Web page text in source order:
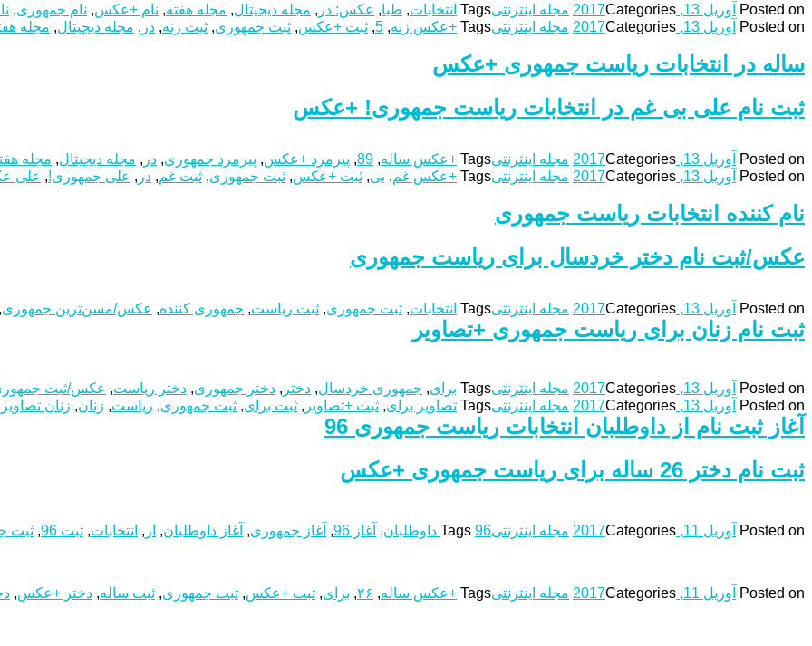
Posted on
آوریل 13, 2017 Categories مجله اینترنتیTags انتخابات, طبا, عکس: در , مجله دیجیتال, مجله هفته, نام +عکس, نام جمهوری,
Posted on آوریل 13, 2017 Categories مجله اینترنتیTags +عکس زنه,
5
, ثبت +عکس, ثبت جمهوری, ثبت زنه, در , مجله دیجیتال, مجله
ساله در انتخابات ریاست جمهوری +عکس
Posted on
آوریل 13, 2017 Categories مجله اینترنتیTags +عکس ساله,
89
, پیرمرد +عکس, پیرمرد جمهوری, در , مجله دیجیتال, مجله
ثبت نام علی بی غم در انتخابات ریاست جمهوری! +عکس
Posted on آوریل 13, 2017 Categories مجله اینترنتیTags +عکس غم, بی, ثبت +عکس, ثبت جمهوری, ثبت غم, در , علی جمهوری!, علی
نام کننده انتخابات ریاست جمهوری
Posted on
آوریل 13, 2017 Categories مجله اینترنتیTags انتخابات, ثبت جمهوری, ثبت ریاست, جمهوری کننده, عکس/مسن‌ترین جمهوری,
عکس/ثبت نام دختر خردسال برای ریاست جمهوری
Posted on
آوریل 13, 2017 Categories مجله اینترنتیTags برای, جمهوری خردسال, دختر , دختر جمهوری, دختر ریاست, عکس/ثبت
ثبت نام زنان برای ریاست جمهوری +تصاویر
Posted on آوریل 13, 2017 Categories مجله اینترنتیTags تصاویر برای, ثبت +تصاویر , ثبت برای, ثبت جمهوری, ریاست, زنان, زنان تصاویر
آغاز ثبت نام از داوطلبان انتخابات ریاست‌ جمهوری 96
Posted on
آوریل 11, 2017 Categories مجله اینترنتی Tags 96 داوطلبان , آغاز 96 , آغاز جمهوری, آغاز داوطلبان, از , انتخابات, ثبت 96 , ثبت
ثبت نام دختر 26 ساله برای ریاست جمهوری +عکس
Posted on
آوریل 11, 2017 Categories مجله اینترنتیTags +عکس ساله, ۲۶, برای, ثبت +عکس, ثبت جمهوری, ثبت‌ ساله, دختر +عکس,